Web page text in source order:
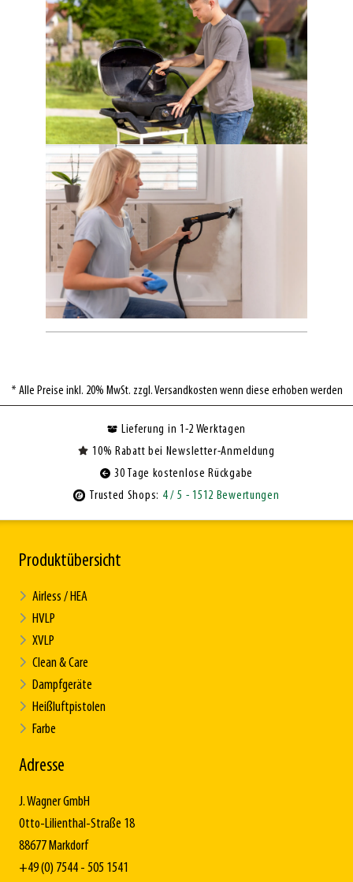
* Alle Preise inkl. 20% MwSt. zzgl. Versandkosten wenn diese erhoben werden
Lieferung in 1-2 Werktagen
10% Rabatt bei Newsletter-Anmeldung
30 Tage kostenlose Rückgabe
Trusted Shops: 4/ 5 - 1512 Bewertungen
Produktübersicht
Airless / HEA
HVLP
XVLP
Clean & Care
Dampfgeräte
Heißluftpistolen
Farbe
Adresse
J. Wagner GmbH
Otto-Lilienthal-Straße 18
88677 Markdorf
+49 (0) 7544 - 505 1541